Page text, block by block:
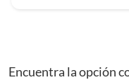
Encuentra la opción